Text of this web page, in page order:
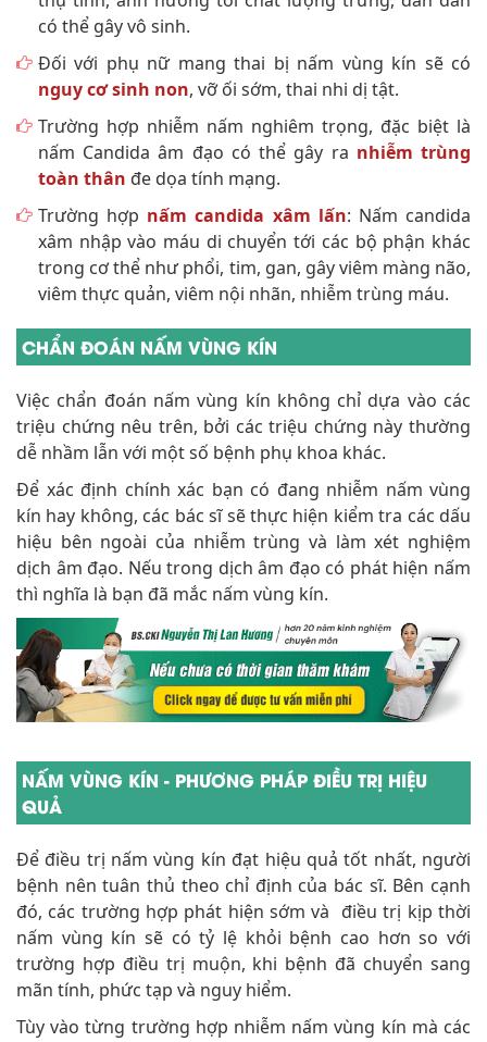
có thể gây vô sinh.
Đối với phụ nữ mang thai bị nấm vùng kín sẽ có
nguy cơ sinh non, vỡ ối sớm, thai nhi dị tật.
Trường hợp nhiễm nấm nghiêm trọng, đặc biệt là
nấm Candida âm đạo có thể gây ra nhiễm trùng
toàn thân đe dọa tính mạng.
Trường hợp nấm candida xâm lấn: Nấm candida
xâm nhập vào máu di chuyển tới các bộ phận khác
trong cơ thể như phổi, tim, gan, gây viêm màng não,
viêm thực quản, viêm nội nhãn, nhiễm trùng máu.
CHẨN ĐOÁN NẤM VÙNG KÍN
Việc chẩn đoán nấm vùng kín không chỉ dựa vào các
triệu chứng nêu trên, bởi các triệu chứng này thường
dễ nhầm lẫn với một số bệnh phụ khoa khác.
Để xác định chính xác bạn có đang nhiễm nấm vùng
kín hay không, các bác sĩ sẽ thực hiện kiểm tra các dấu
hiệu bên ngoài của nhiễm trùng và làm xét nghiệm
dịch âm đạo. Nếu trong dịch âm đạo có phát hiện nấm
thì nghĩa là bạn đã mắc nấm vùng kín.
NẤM VÙNG KÍN - PHƯƠNG PHÁP ĐIỀU TRỊ HIỆU
QUẢ
Để điều trị nấm vùng kín đạt hiệu quả tốt nhất, người
bệnh nên tuân thủ theo chỉ định của bác sĩ. Bên cạnh
đó, các trường hợp phát hiện sớm và điều trị kịp thời
nấm vùng kín sẽ có tỷ lệ khỏi bệnh cao hơn so với
trường hợp điều trị muộn, khi bệnh đã chuyển sang
mãn tính, phức tạp và nguy hiểm.
Tùy vào từng trường hợp nhiễm nấm vùng kín mà các